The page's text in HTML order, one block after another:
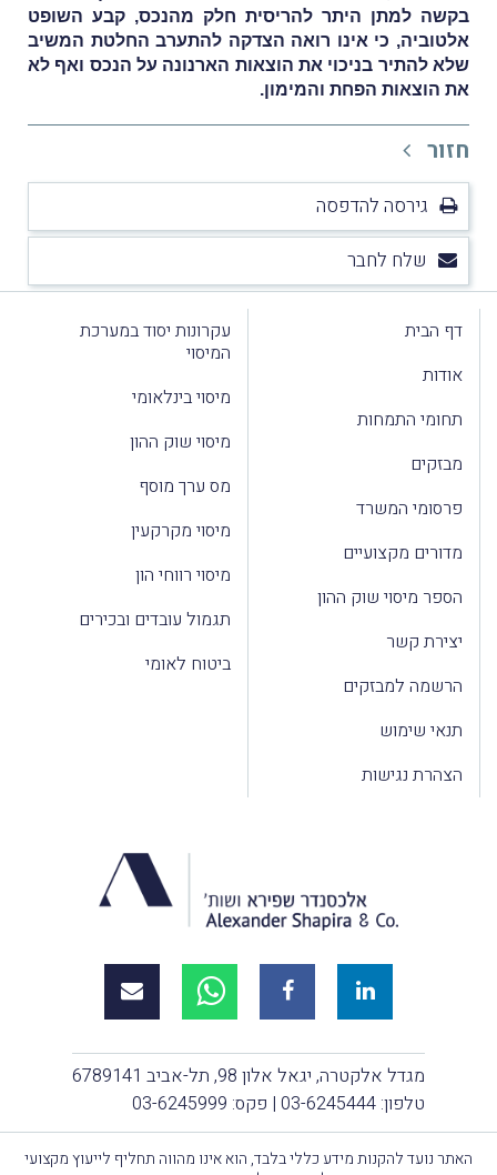
בקשה למתן היתר להריסית חלק מהנכס, קבע השופט
אלטוביה, כי אינו רואה הצדקה להתערב החלטת המשיב
שלא להתיר בניכוי את הוצאות הארנונה על הנכס ואף לא
את הוצאות הפחת והמימון.
חזור
גירסה להדפסה
שלח לחבר
דף הבית
אודות
תחומי התמחות
מבזקים
פרסומי המשרד
מדורים מקצועיים
הספר מיסוי שוק ההון
יצירת קשר
הרשמה למבזקים
תנאי שימוש
הצהרת נגישות
עקרונות יסוד במערכת
המיסוי
מיסוי בינלאומי
מיסוי שוק ההון
מס ערך מוסף
מיסוי מקרקעין
מיסוי רווחי הון
תגמול עובדים ובכירים
ביטוח לאומי
מגדל אלקטרה, יגאל אלון 98, תל-אביב 6789141
טלפון: 03-6245444 | פקס: 03-6245999
האתר נועד להקנות מידע כללי בלבד, הוא אינו מהווה תחליף לייעוץ מקצועי